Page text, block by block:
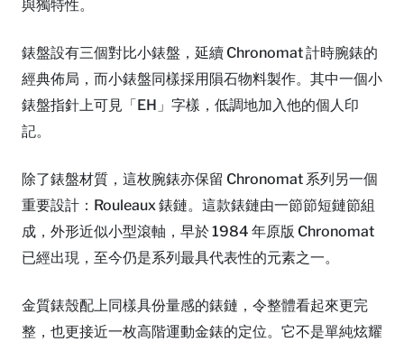
與獨特性。
錶盤設有三個對比小錶盤，延續 Chronomat 計時腕錶的
經典佈局，而小錶盤同樣採用隕石物料製作。其中一個小
錶盤指針上可見「EH」字樣，低調地加入他的個人印
記。
除了錶盤材質，這枚腕錶亦保留 Chronomat 系列另一個
重要設計：Rouleaux 錶鏈。這款錶鏈由一節節短鏈節組
成，外形近似小型滾軸，早於 1984 年原版 Chronomat
已經出現，至今仍是系列最具代表性的元素之一。
金質錶殼配上同樣具份量感的錶鏈，令整體看起來更完
整，也更接近一枚高階運動金錶的定位。它不是單純炫耀